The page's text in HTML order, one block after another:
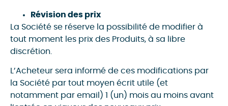
Révision des prix
La Société se réserve la possibilité de modifier à
tout moment les prix des Produits, à sa libre
discrétion.
L’Acheteur sera informé de ces modifications par
la Société par tout moyen écrit utile (et
notamment par email) 1 (un) mois au moins avant